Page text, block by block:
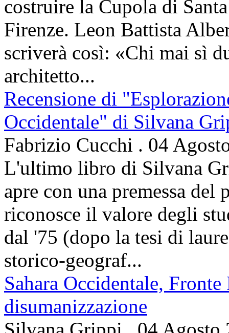
costruire la Cupola di
Firenze. Leon Battista
scriverà così: «Chi mai sì
architetto...
Recensione di
Occidentale" di Silvana
Fabrizio Cucchi . 04
L'ultimo libro di Silvana
apre con una premessa
riconosce il valore degli
dal '75 (dopo la tesi di
storico-geograf...
Sahara Occidentale,
disumanizzazione